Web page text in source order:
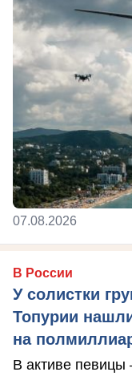
07.08.2026
В России
У солистки
Топурии
на
В активе певицы